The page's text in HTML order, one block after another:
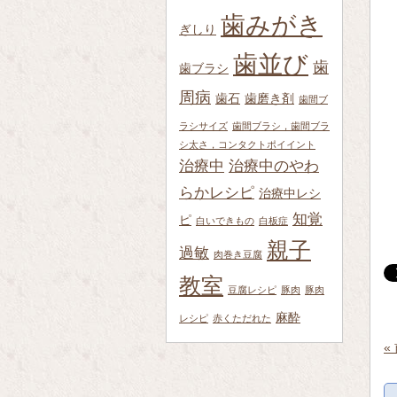
«
ぎしり 歯みがき
歯ブラシ 歯並び 歯
周病 歯石 歯磨き剤 歯間ブ
ラシサイズ 歯間ブラシ，歯間ブラ
シ太さ，コンタクトポイイント
治療中 治療中のやわ
らかレシピ 治療中レシ
ピ 白いできもの 白板症 知覚
過敏 肉巻き豆腐 親子
教室 豆腐レシピ 豚肉 豚肉
レシピ 赤くただれた 麻酔